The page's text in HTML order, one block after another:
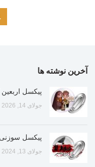
آخرین نوشته ها
پیکسل اربعین
جولای 14, 2026
پیکسل سوزنی
جولای 13, 2024